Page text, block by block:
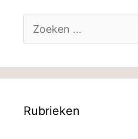
naar:
Rubrieken